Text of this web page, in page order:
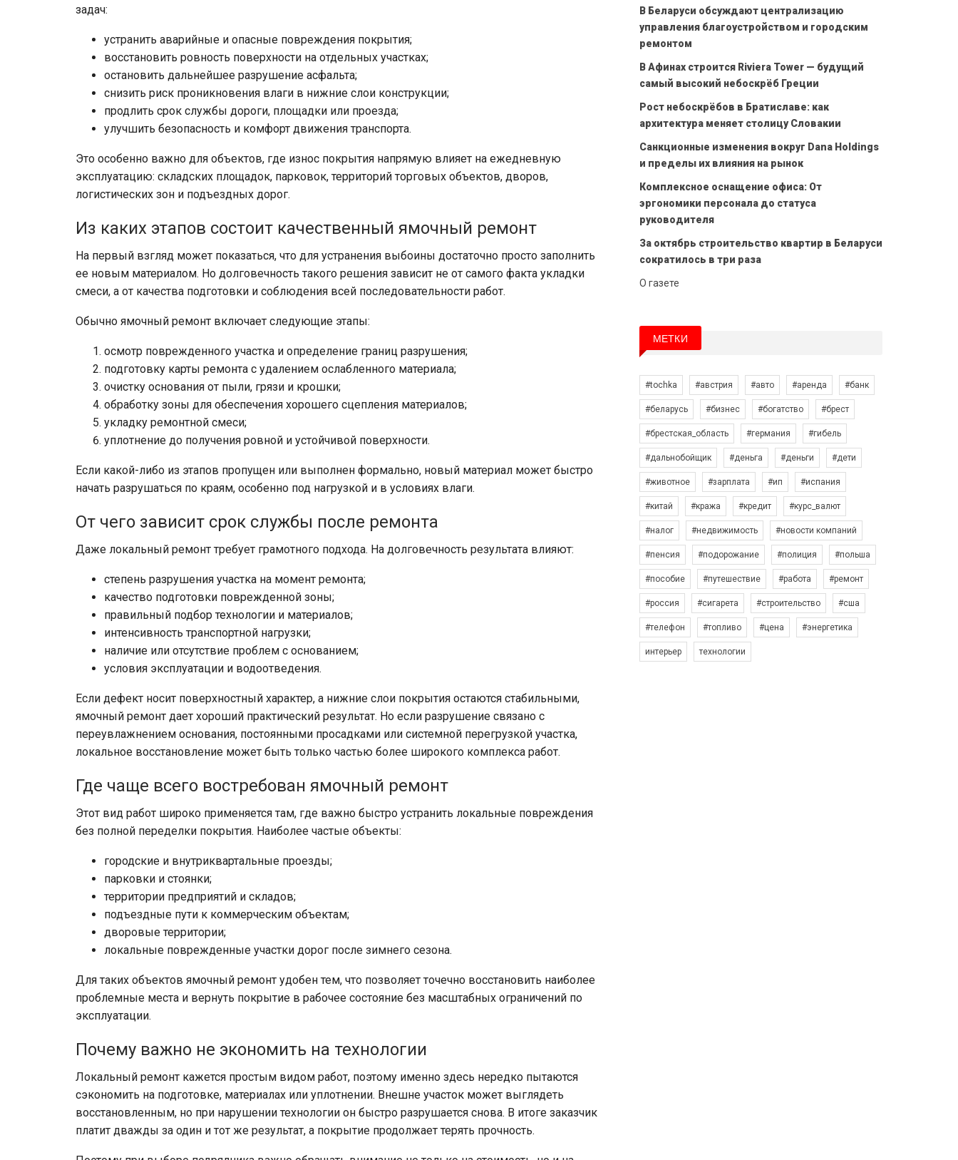
задач:
устранить аварийные и опасные повреждения покрытия;
восстановить ровность поверхности на отдельных участках;
остановить дальнейшее разрушение асфальта;
снизить риск проникновения влаги в нижние слои конструкции;
продлить срок службы дороги, площадки или проезда;
улучшить безопасность и комфорт движения транспорта.
Это особенно важно для объектов, где износ покрытия напрямую влияет на ежедневную
эксплуатацию: складских площадок, парковок, территорий торговых объектов, дворов,
логистических зон и подъездных дорог.
Из каких этапов состоит качественный ямочный ремонт
На первый взгляд может показаться, что для устранения выбоины достаточно просто заполнить
ее новым материалом. Но долговечность такого решения зависит не от самого факта укладки
смеси, а от качества подготовки и соблюдения всей последовательности работ.
Обычно ямочный ремонт включает следующие этапы:
осмотр поврежденного участка и определение границ разрушения;
подготовку карты ремонта с удалением ослабленного материала;
очистку основания от пыли, грязи и крошки;
обработку зоны для обеспечения хорошего сцепления материалов;
укладку ремонтной смеси;
уплотнение до получения ровной и устойчивой поверхности.
Если какой-либо из этапов пропущен или выполнен формально, новый материал может быстро
начать разрушаться по краям, особенно под нагрузкой и в условиях влаги.
От чего зависит срок службы после ремонта
Даже локальный ремонт требует грамотного подхода. На долговечность результата влияют:
степень разрушения участка на момент ремонта;
качество подготовки поврежденной зоны;
правильный подбор технологии и материалов;
интенсивность транспортной нагрузки;
наличие или отсутствие проблем с основанием;
условия эксплуатации и водоотведения.
Если дефект носит поверхностный характер, а нижние слои покрытия остаются стабильными,
ямочный ремонт дает хороший практический результат. Но если разрушение связано с
переувлажнением основания, постоянными просадками или системной перегрузкой участка,
локальное восстановление может быть только частью более широкого комплекса работ.
Где чаще всего востребован ямочный ремонт
Этот вид работ широко применяется там, где важно быстро устранить локальные повреждения
без полной переделки покрытия. Наиболее частые объекты:
городские и внутриквартальные проезды;
парковки и стоянки;
территории предприятий и складов;
подъездные пути к коммерческим объектам;
дворовые территории;
локальные поврежденные участки дорог после зимнего сезона.
Для таких объектов ямочный ремонт удобен тем, что позволяет точечно восстановить наиболее
проблемные места и вернуть покрытие в рабочее состояние без масштабных ограничений по
эксплуатации.
Почему важно не экономить на технологии
Локальный ремонт кажется простым видом работ, поэтому именно здесь нередко пытаются
сэкономить на подготовке, материалах или уплотнении. Внешне участок может выглядеть
восстановленным, но при нарушении технологии он быстро разрушается снова. В итоге заказчик
платит дважды за один и тот же результат, а покрытие продолжает терять прочность.
В Беларуси обсуждают централизацию
управления благоустройством и городским
ремонтом
В Афинах строится Riviera Tower — будущий
самый высокий небоскрёб Греции
Рост небоскрёбов в Братиславе: как
архитектура меняет столицу Словакии
Санкционные изменения вокруг Dana Holdings
и пределы их влияния на рынок
Комплексное оснащение офиса: От
эргономики персонала до статуса
руководителя
За октябрь строительство квартир в Беларуси
сократилось в три раза
О газете
МЕТКИ
#tochka #австрия #авто #аренда #банк
#беларусь #бизнес #богатство #брест
#брестская_область #германия #гибель
#дальнобойщик #деньга #деньги #дети
#животное #зарплата #ип #испания
#китай #кража #кредит #курс_валют
#налог #недвижимость #новости компаний
#пенсия #подорожание #полиция #польша
#пособие #путешествие #работа #ремонт
#россия #сигарета #строительство #сша
#телефон #топливо #цена #энергетика
интерьер технологии